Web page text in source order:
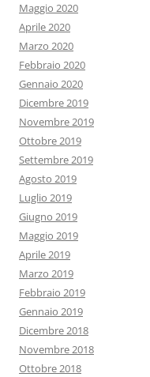
Maggio 2020
Aprile 2020
Marzo 2020
Febbraio 2020
Gennaio 2020
Dicembre 2019
Novembre 2019
Ottobre 2019
Settembre 2019
Agosto 2019
Luglio 2019
Giugno 2019
Maggio 2019
Aprile 2019
Marzo 2019
Febbraio 2019
Gennaio 2019
Dicembre 2018
Novembre 2018
Ottobre 2018